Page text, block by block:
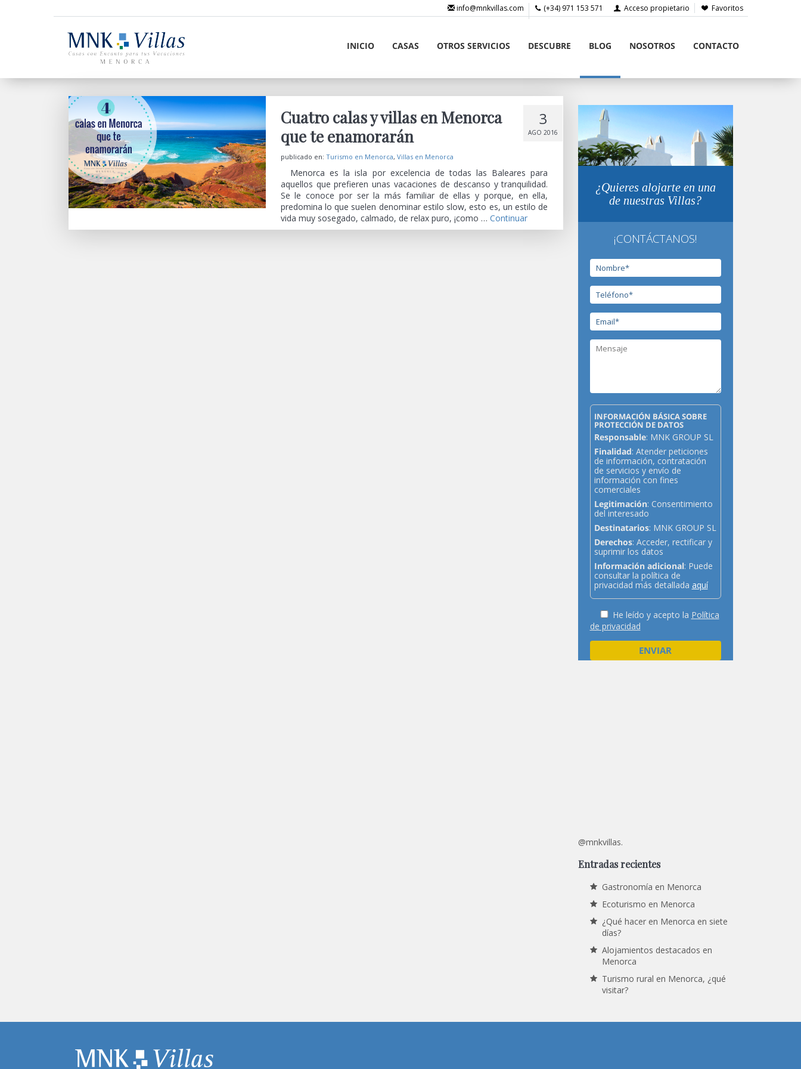
Favoritos
Acceso propietario
(+34) 971 153 571
info@mnkvillas.com
INICIO CASAS OTROS SERVICIOS DESCUBRE BLOG NOSOTROS CONTACTO
3
AGO 2016
Cuatro calas y villas en Menorca
que te enamorarán
publicado en: Turismo en Menorca, Villas en Menorca
Menorca es la isla por excelencia de todas las Baleares para
aquellos que prefieren unas vacaciones de descanso y tranquilidad.
Se le conoce por ser la más familiar de ellas y porque, en ella,
predomina lo que suelen denominar estilo slow, esto es, un estilo de
vida muy sosegado, calmado, de relax puro, ¡como … Continuar
¿Quieres alojarte en una
de nuestras Villas?
¡CONTÁCTANOS!
INFORMACIÓN BÁSICA SOBRE
PROTECCIÓN DE DATOS
Responsable: MNK GROUP SL
Finalidad: Atender peticiones
de información, contratación
de servicios y envío de
información con fines
comerciales
Legitimación: Consentimiento
del interesado
Destinatarios: MNK GROUP SL
Derechos: Acceder, rectificar y
suprimir los datos
Información adicional: Puede
consultar la política de
privacidad más detallada aquí
He leído y acepto la Política
de privacidad
@mnkvillas.
Entradas recientes
Gastronomía en Menorca
Ecoturismo en Menorca
¿Qué hacer en Menorca en siete
días?
Alojamientos destacados en
Menorca
Turismo rural en Menorca, ¿qué
visitar?